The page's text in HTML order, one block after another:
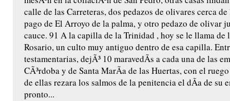
calle de las Carreteras, dos pedazos de olivares cerca
pago de El Arroyo de la palma, y otro pedazo de olivar
cauce. 91 A la capilla de la Trinidad , hoy se le llama de
Rosario, un culto muy antiguo dentro de esa capilla.
testamentarias, dejÃ³ 10 maravedÃ­s a cada una de las
CÃ³rdoba y de Santa MarÃ­a de las Huertas, con el
de ellas rezara los salmos de la penitencia el dÃ­a de su
pronto...